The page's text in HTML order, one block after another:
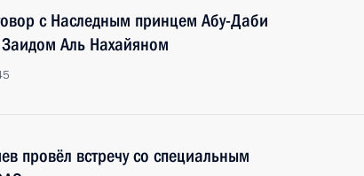
с Наследным принцем Абу-Даби
Аль Нахайяном
провёл встречу со специальным